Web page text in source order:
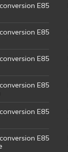
E85
E85
E85
E85
E85
E85